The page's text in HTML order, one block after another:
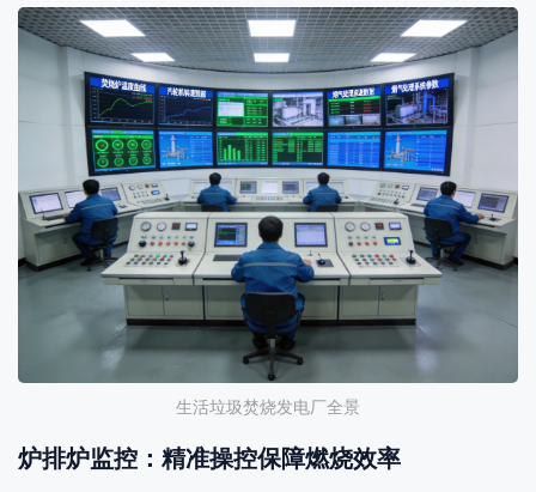
生活垃圾焚烧发电厂全景
炉排炉监控：精准操控保障燃烧效率